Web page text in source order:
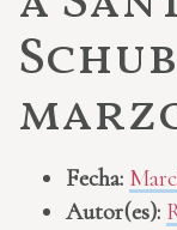
Fecha:
Autor(es):